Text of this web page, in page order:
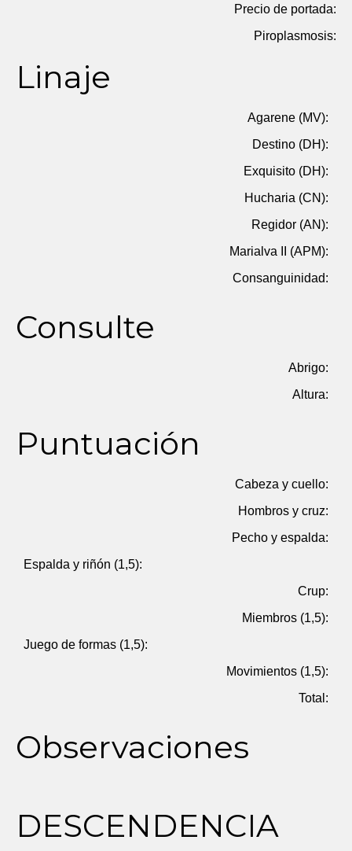
Precio de portada:
Piroplasmosis:
Linaje
Agarene (MV):
Destino (DH):
Exquisito (DH):
Hucharia (CN):
Regidor (AN):
Marialva II (APM):
Consanguinidad:
Consulte
Abrigo:
Altura:
Puntuación
Cabeza y cuello:
Hombros y cruz:
Pecho y espalda:
Espalda y riñón (1,5):
Crup:
Miembros (1,5):
Juego de formas (1,5):
Movimientos (1,5):
Total:
Observaciones
DESCENDENCIA